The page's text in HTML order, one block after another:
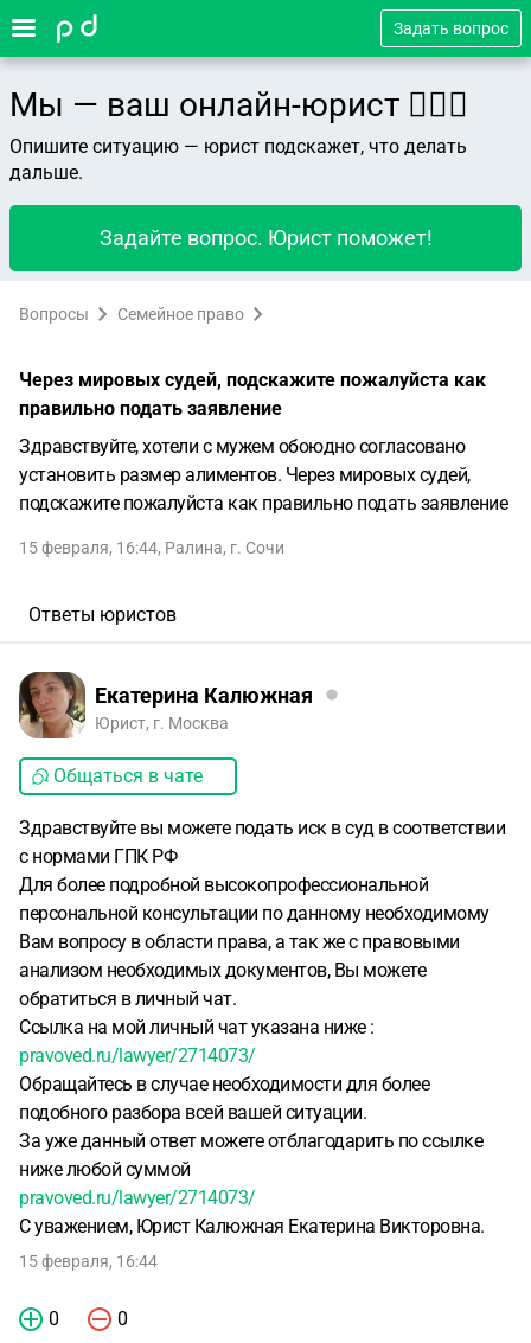
Задать вопрос
Мы — ваш онлайн-юрист 👨🏻‍⚖️
Опишите ситуацию — юрист подскажет, что делать
дальше.
Задайте вопрос. Юрист поможет!
Вопросы Семейное право
Через мировых судей, подскажите пожалуйста как
правильно подать заявление
Здравствуйте, хотели с мужем обоюдно согласовано
установить размер алиментов. Через мировых судей,
подскажите пожалуйста как правильно подать заявление
15 февраля, 16:44, Ралина, г. Сочи
Ответы юристов
Екатерина Калюжная
Юрист, г. Москва
Общаться в чате
Здравствуйте вы можете подать иск в суд в соответствии
с нормами ГПК РФ
Для более подробной высокопрофессиональной
персональной консультации по данному необходимому
Вам вопросу в области права, а так же с правовыми
анализом необходимых документов, Вы можете
обратиться в личный чат.
Ссылка на мой личный чат указана ниже :
pravoved.ru/lawyer/2714073/
Обращайтесь в случае необходимости для более
подобного разбора всей вашей ситуации.
За уже данный ответ можете отблагодарить по ссылке
ниже любой суммой
pravoved.ru/lawyer/2714073/
С уважением, Юрист Калюжная Екатерина Викторовна.
15 февраля, 16:44
0 0